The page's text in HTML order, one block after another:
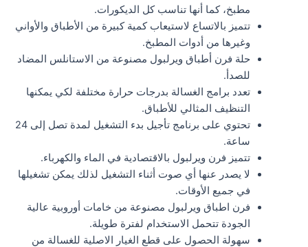
مطبخ، كما أنها تناسب كل الديكورات.
تتميز بالاتساع لاستيعاب كمية كبيرة من الأطباق والأواني
وغيرها من أدوات المطبخ.
حلة فرن أطباق ويرلبول مصنوعة من الاستانلس المضاد
للصدأ.
تعدد برامج الغسالة بدرجات حرارة مختلفة لكي يمكنها
التنظيف المثالي للأطباق.
تحتوي على برنامج تأجيل بدء التشغيل لمدة تصل إلى 24
ساعة.
تتميز فرن ويرلبول بالاقتصادية في الماء والكهرباء.
لا يصدر عنها أي صوت أثناء التشغيل لذلك يمكن تشغيلها
في جميع الأوقات.
فرن اطباق ويرلبول مصنوعة من خامات أوروبية عالية
الجودة تتحمل الاستخدام لفترة طويلة.
سهولة الحصول على قطع الغيار الاصلية للغسالة من